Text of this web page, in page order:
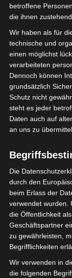
Lust
Das
Die
betroffene
die ihnen
Wir haben als für
technische und
einen möglichst
verarbeiteten
Dennoch können
grundsätzlich
Schutz nicht
steht es jeder
Daten auch auf
an uns zu
Die
durch den
beim Erlass der
verwendet wurden.
die Öffentlichkeit
Geschäftspartner
zu gewährleisten,
Begrifflichkeiten
Wir verwenden in
die folgenden